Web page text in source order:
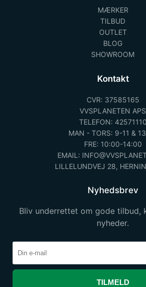
MÆRKER
TILBUD
OUTLET
BLOG
SHOWROOM
Kontakt
CVR: 37585165
VVSPLANETEN APS
TELEFON: 42571110
MAN - TORS: 9-11 &
FRE: 10:00-14:00
EMAIL:
LILLELUNDVEJ 28,
Nyhedsbrev
Bliv underrettet om gode tilbud,
nyheder.
TILMELD